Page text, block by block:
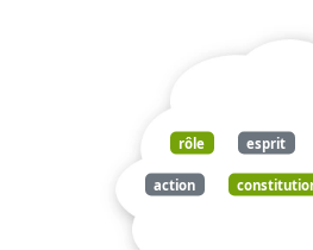
rôle esprit
action